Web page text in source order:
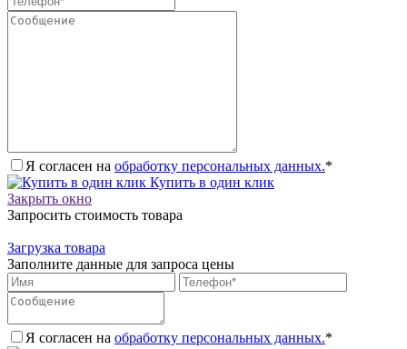
Я согласен на обработку персональных данных.*
Купить в один клик
Закрыть окно
Запросить стоимость товара
Загрузка товара
Заполните данные для запроса цены
Я согласен на обработку персональных данных.*